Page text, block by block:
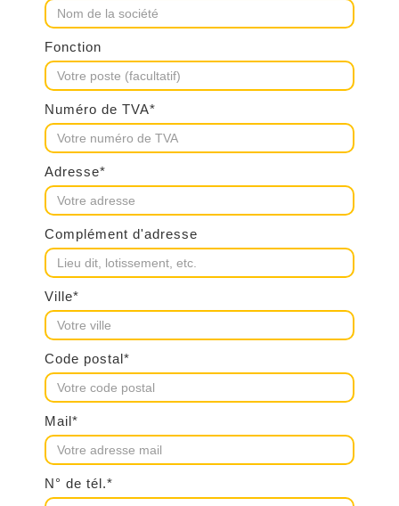
Fonction
Numéro de TVA*
Adresse*
Complément d'adresse
Ville*
Code postal*
Mail*
N° de tél.*